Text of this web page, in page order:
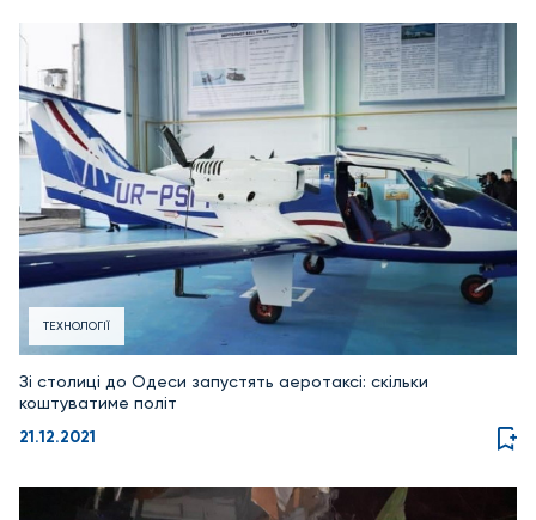
ТЕХНОЛОГІЇ
Зі столиці до Одеси запустять аеротаксі: скільки
коштуватиме політ
21.12.2021